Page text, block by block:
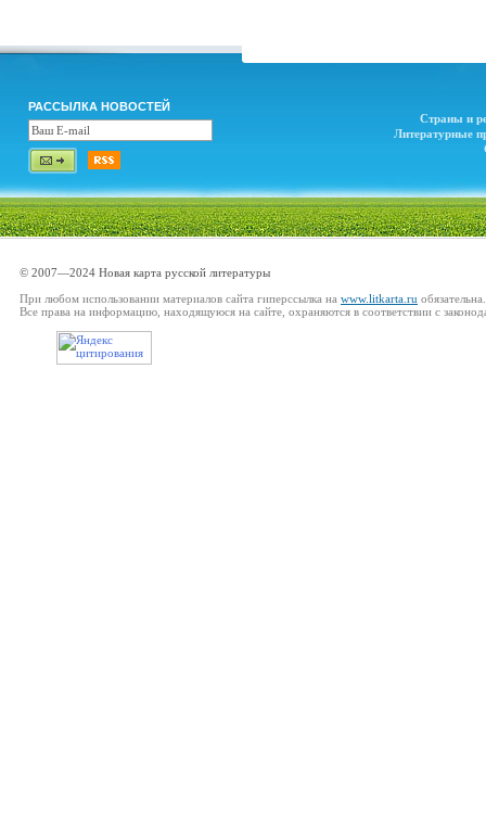
РАССЫЛКА НОВОСТЕЙ
Страны и
Литературные
© 2007—2024 Новая карта русской литературы
При любом использовании материалов сайта гиперссылка на www.litkarta.ru обязательна.
Все права на информацию, находящуюся на сайте, охраняются в соответствии с